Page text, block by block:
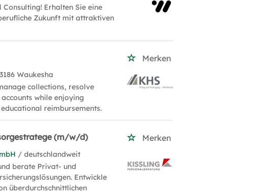
Erhalten Sie eine
Zukunft mit attraktiven
Merken
Waukesha
collections, resolve
while enjoying
reimbursements.
(m/w/d) Merken
/ deutschlandweit
berate Privat- und
Entwickle
überdurchschnittlichen